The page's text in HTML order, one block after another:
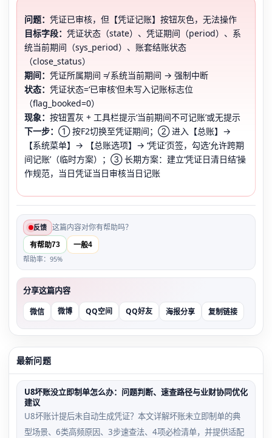
问题： 凭证已审核，但【凭证记账】按钮灰色，无法操作
目标字段： 凭证状态（state）、凭证期间（period）、系
统当前期间（sys_period）、账套结账状态
（close_status）
期间： 凭证所属期间 ≠ 系统当前期间 → 强制中断
状态： 凭证状态=‘已审核’但未写入记账标志位
（flag_booked=0）
现象： 按钮置灰 + 工具栏提示‘当前期间不可记账’或无提示
下一步： ① 按F2切换至凭证期间；② 进入【总账】→
【系统菜单】→ 【总账选项】→ ‘凭证’页签，勾选‘允许跨期
间记账’（临时方案）；③ 长期方案：建立‘凭证日清日结’操
作规范，当日凭证当日审核当日记账
反馈 这篇内容对你有帮助吗？
有帮助73 一般4
帮助率：95%
分享这篇内容
微信 微博 QQ空间 QQ好友 海报分享 复制链接
最新问题
U8坏账没立即制单怎么办：问题判断、速查路径与业财协同优化
建议
U8坏账计提后未自动生成凭证？本文详解坏账未立即制单的典
型场景、6类高频原因、3步速查法、4项必检清单，并提供适配